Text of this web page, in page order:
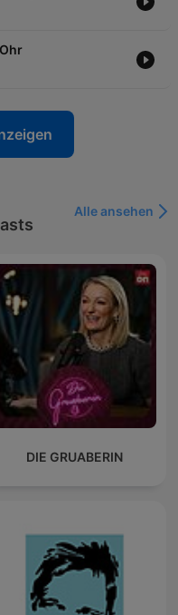
Alle ansehen
DIE GRUABERIN